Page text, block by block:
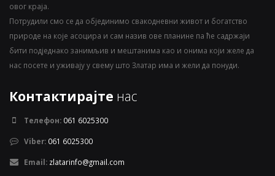
овог краја.
Потрудили смо се да објединимо свакодневни живот и богатство
природе на које асоцира и сам назив ове планине па ће садржаји
бити подједнако занимљив и мештанима као и онима који желе да
нас посете и уживају у свему што Златар има и жели да понуди.
Контактирајте нас
Телефон: 061 6025300
Viber: 061 6025300
Email: zlatarinfo@gmail.com